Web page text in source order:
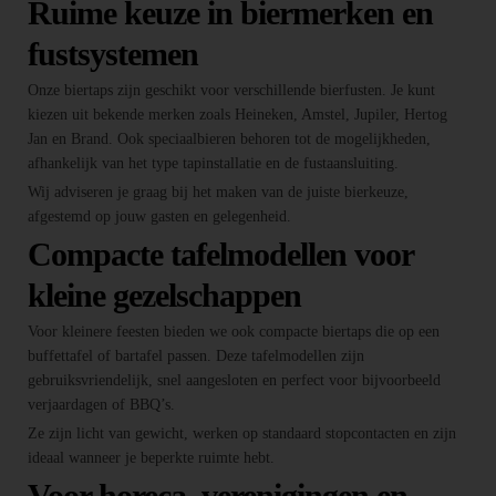
Ruime keuze in biermerken en
fustsystemen
Onze biertaps zijn geschikt voor verschillende bierfusten. Je kunt
kiezen uit bekende merken zoals Heineken, Amstel, Jupiler, Hertog
Jan en Brand. Ook speciaalbieren behoren tot de mogelijkheden,
afhankelijk van het type tapinstallatie en de fustaansluiting.
Wij adviseren je graag bij het maken van de juiste bierkeuze,
afgestemd op jouw gasten en gelegenheid.
Compacte tafelmodellen voor
kleine gezelschappen
Voor kleinere feesten bieden we ook compacte biertaps die op een
buffettafel of bartafel passen. Deze tafelmodellen zijn
gebruiksvriendelijk, snel aangesloten en perfect voor bijvoorbeeld
verjaardagen of BBQ’s.
Ze zijn licht van gewicht, werken op standaard stopcontacten en zijn
ideaal wanneer je beperkte ruimte hebt.